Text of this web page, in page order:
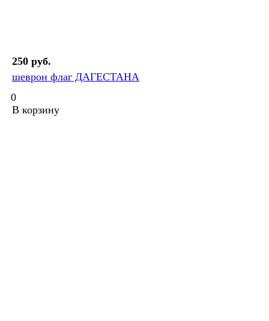
250 руб.
шеврон флаг ДАГЕСТАНА
0
В корзину